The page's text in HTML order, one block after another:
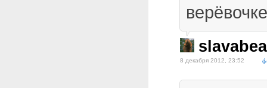
8 декабря 2012, 23:52